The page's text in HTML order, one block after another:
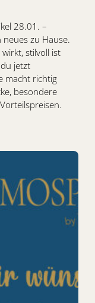
28.01. –
zu Hause.
stilvoll ist
jetzt
macht richtig
besondere